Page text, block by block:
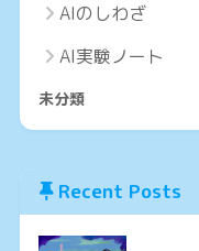
AIのしわざ
AI実験ノート
未分類
Recent Posts